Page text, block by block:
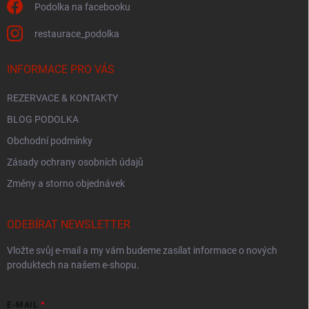
Podolka na facebooku
restaurace_podolka
INFORMACE PRO VÁS
REZERVACE & KONTAKTY
BLOG PODOLKA
Obchodní podmínky
Zásady ochrany osobních údajů
Změny a storno objednávek
ODEBÍRAT NEWSLETTER
Vložte svůj e-mail a my vám budeme zasílat informace o nových
produktech na našem e-shopu.
E-MAIL